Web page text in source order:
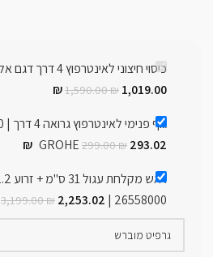
כיסוי חיצוני לאינטרפוץ 4 דרך דגם אללורי GROHE
1,590.00₪ 1,019.00
₪
GROHE 299.00₪ 293.02
₪
26558000 | GROHE
3,199.00₪ 2,253.02